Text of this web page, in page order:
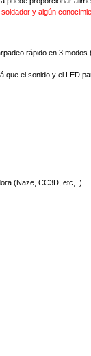
y algún
rápido en 3 modos
que el sonido y el LED
(Naze, CC3D, etc,..)